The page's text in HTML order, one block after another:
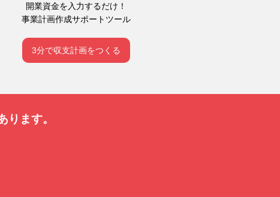
開業資金を入力するだけ！
事業計画作成サポートツール
3分で収支計画をつくる
ります。